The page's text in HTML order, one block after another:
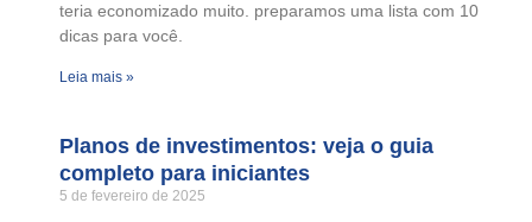
teria economizado muito. preparamos uma lista com 10
dicas para você.
Leia mais »
Planos de investimentos: veja o guia
completo para iniciantes
5 de fevereiro de 2025